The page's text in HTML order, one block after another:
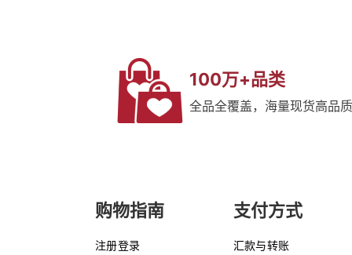
100万+品类
全品全覆盖，海量现货高品
购物指南
注册登录
支付方式
汇款与转账